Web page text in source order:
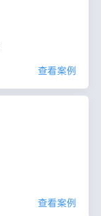
查看案例
查看案例